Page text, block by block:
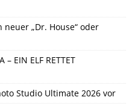
neuer „Dr. House“ oder
EIN ELF RETTET
Studio Ultimate 2026 vor